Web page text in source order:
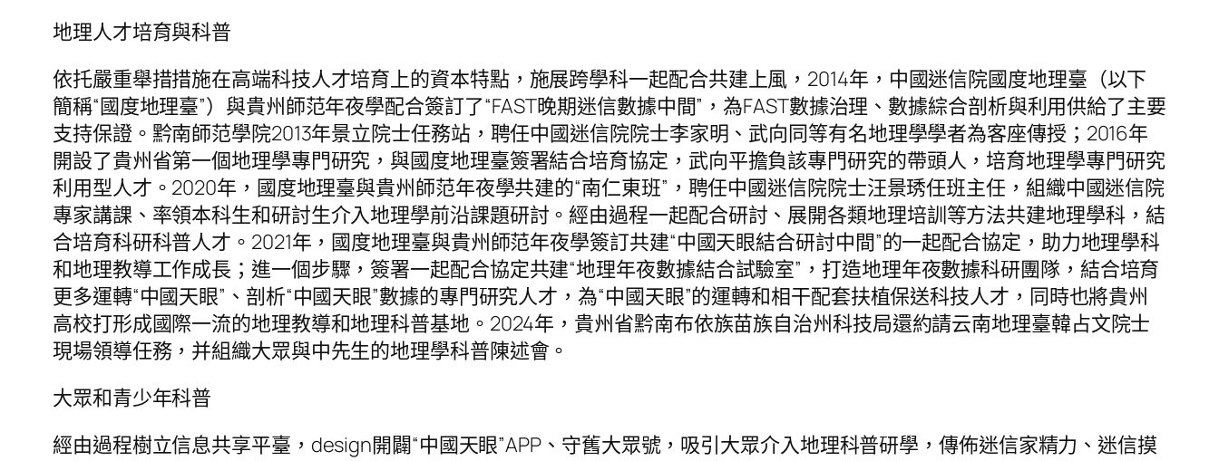
地理人才培育與科普
依托嚴重舉措措施在高端科技人才培育上的資本特點，施展跨學科一起配合共建上風，2014年，中國迷信院國度地理臺（以下
簡稱“國度地理臺”）與貴州師范年夜學配合簽訂了“FAST晚期迷信數據中間”，為FAST數據治理、數據綜合剖析與利用供給了主要
支持保證。黔南師范學院2013年景立院士任務站，聘任中國迷信院院士李家明、武向同等有名地理學學者為客座傳授；2016年
開設了貴州省第一個地理學專門研究，與國度地理臺簽署結合培育協定，武向平擔負該專門研究的帶頭人，培育地理學專門研究
利用型人才。2020年，國度地理臺與貴州師范年夜學共建的“南仁東班”，聘任中國迷信院院士汪景琇任班主任，組織中國迷信院
專家講課、率領本科生和研討生介入地理學前沿課題研討。經由過程一起配合研討、展開各類地理培訓等方法共建地理學科，結
合培育科研科普人才。2021年，國度地理臺與貴州師范年夜學簽訂共建“中國天眼結合研討中間”的一起配合協定，助力地理學科
和地理教導工作成長；進一個步驟，簽署一起配合協定共建“地理年夜數據結合試驗室”，打造地理年夜數據科研團隊，結合培育
更多運轉“中國天眼”、剖析“中國天眼”數據的專門研究人才，為“中國天眼”的運轉和相干配套扶植保送科技人才，同時也將貴州
高校打形成國際一流的地理教導和地理科普基地。2024年，貴州省黔南布依族苗族自治州科技局還約請云南地理臺韓占文院士
現場領導任務，并組織大眾與中先生的地理學科普陳述會。
大眾和青少年科普
經由過程樹立信息共享平臺，design開闢“中國天眼”APP、守舊大眾號，吸引大眾介入地理科普研學，傳佈迷信家精力、迷信摸